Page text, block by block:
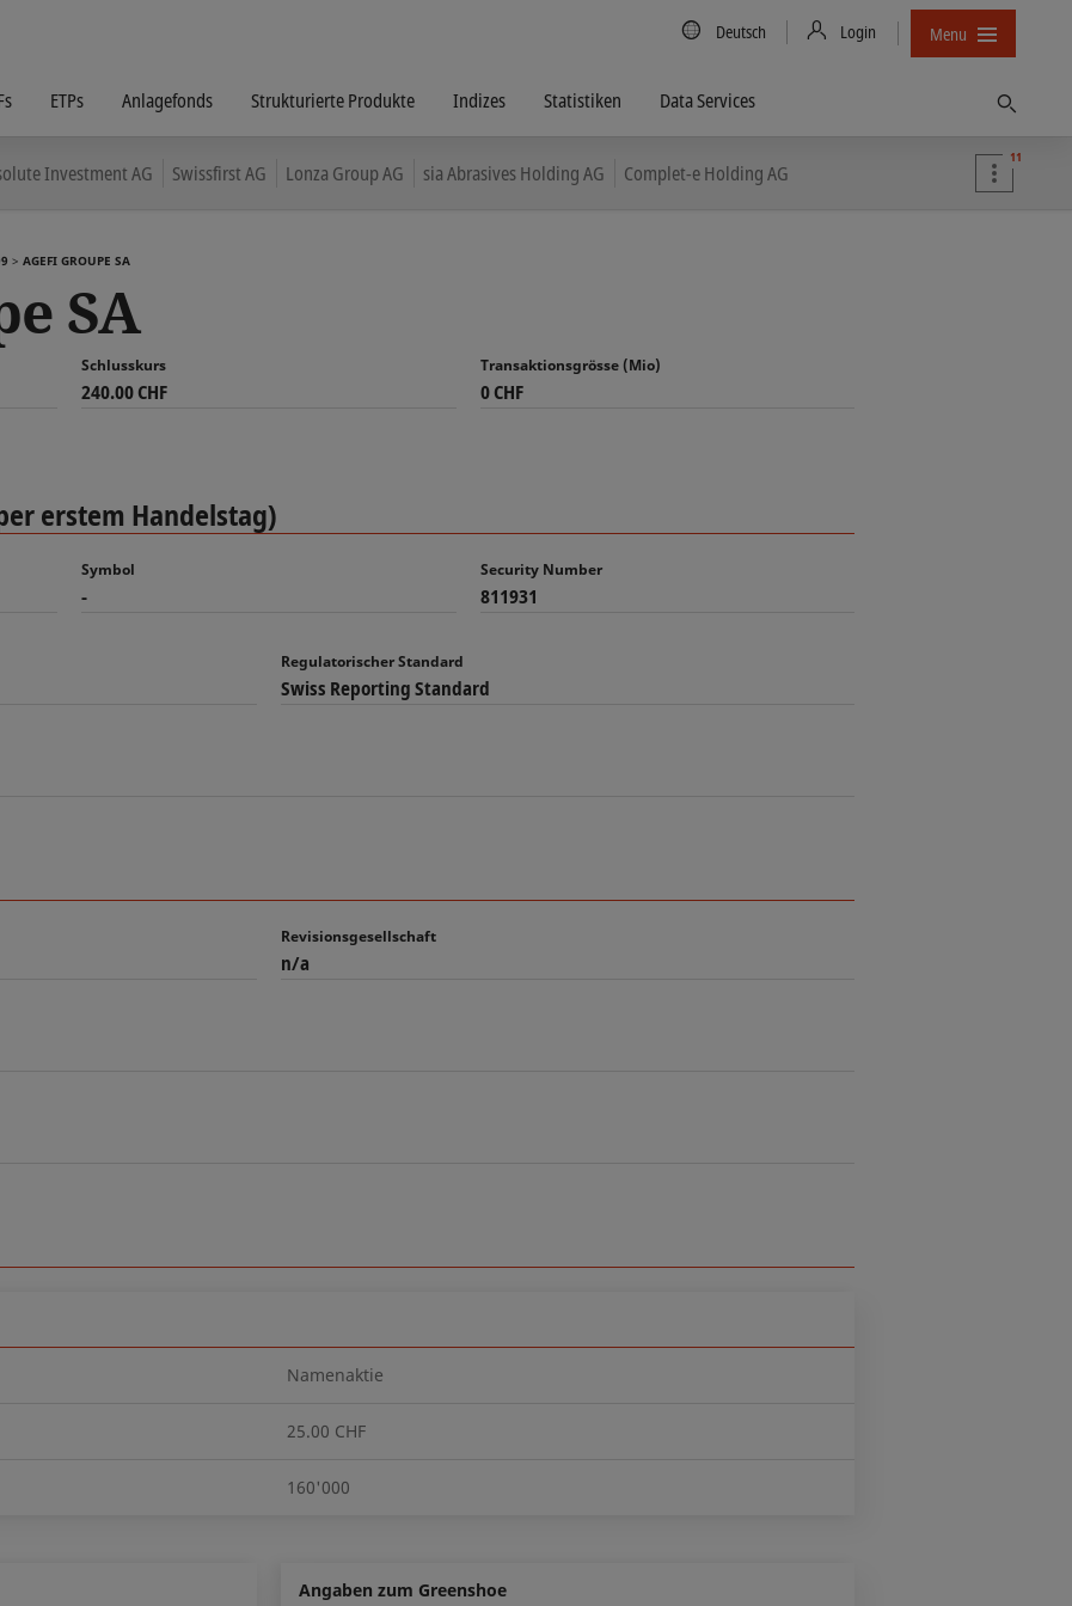
Country/Language
Deutsch Login Menu
ETPs Anlagefonds Strukturierte Produkte Indizes Statistiken Data Services
Investment AG Swissfirst AG Lonza Group AG sia Abrasives Holding AG Complet-e Holding AG
11
AGEFI GROUPE SA
SA
Schlusskurs
240.00 CHF
Transaktionsgrösse (Mio)
0 CHF
erstem Handelstag)
Symbol
-
Security Number
811931
Regulatorischer Standard
Swiss Reporting Standard
Revisionsgesellschaft
n/a
Namenaktie
25.00 CHF
160'000
Angaben zum Greenshoe